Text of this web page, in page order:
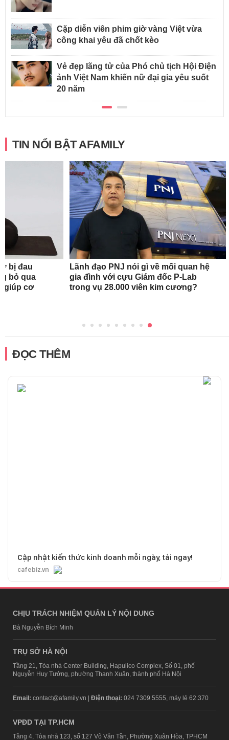
Cặp diễn viên phim giờ vàng Việt vừa
công khai yêu đã chốt kèo
Vẻ đẹp lãng tử của Phó chủ tịch Hội Điện
ảnh Việt Nam khiến nữ đại gia yêu suốt
20 năm
TIN NỔI BẬT AFAMILY
bị đau
bỏ qua
giúp cơ
Lãnh đạo PNJ nói gì về mối quan hệ
gia đình với cựu Giám đốc P-Lab
trong vụ 28.000 viên kim cương?
ĐỌC THÊM
Cập nhật kiến thức kinh doanh mỗi ngày, tải ngay!
cafebiz.vn
CHỊU TRÁCH NHIỆM QUẢN LÝ NỘI DUNG
Bà Nguyễn Bích Minh
TRỤ SỞ HÀ NỘI
Tầng 21, Tòa nhà Center Building, Hapulico Complex, Số 01, phố
Nguyễn Huy Tưởng, phường Thanh Xuân, thành phố Hà Nội
Email: contact@afamily.vn | Điện thoại: 024 7309 5555, máy lẻ 62.370
VPĐD TẠI TP.HCM
Tầng 4, Tòa nhà 123, số 127 Võ Văn Tần, Phường Xuân Hòa, TPHCM